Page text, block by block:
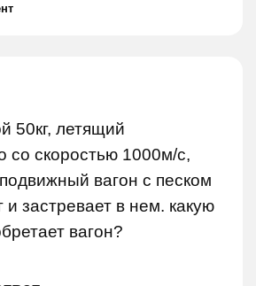
50кг, летящий
со скоростью 1000м/с,
вагон с песком
и застревает в нем. какую
вагон?